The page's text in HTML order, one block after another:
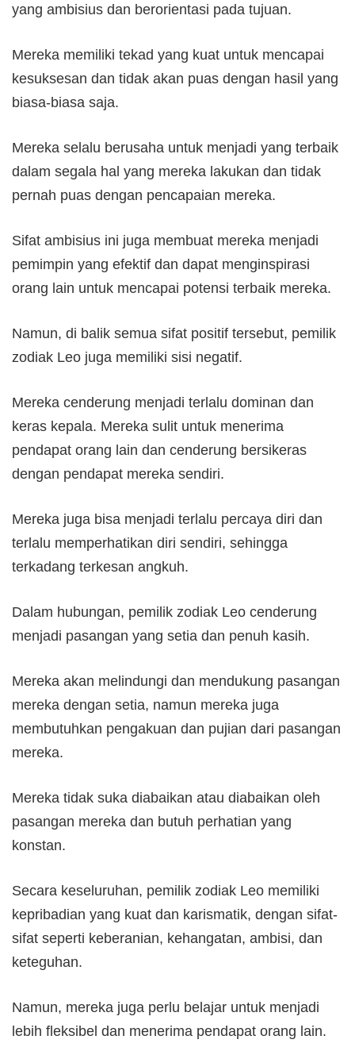
yang ambisius dan berorientasi pada tujuan.
Mereka memiliki tekad yang kuat untuk mencapai
kesuksesan dan tidak akan puas dengan hasil yang
biasa-biasa saja.
Mereka selalu berusaha untuk menjadi yang terbaik
dalam segala hal yang mereka lakukan dan tidak
pernah puas dengan pencapaian mereka.
Sifat ambisius ini juga membuat mereka menjadi
pemimpin yang efektif dan dapat menginspirasi
orang lain untuk mencapai potensi terbaik mereka.
Namun, di balik semua sifat positif tersebut, pemilik
zodiak Leo juga memiliki sisi negatif.
Mereka cenderung menjadi terlalu dominan dan
keras kepala. Mereka sulit untuk menerima
pendapat orang lain dan cenderung bersikeras
dengan pendapat mereka sendiri.
Mereka juga bisa menjadi terlalu percaya diri dan
terlalu memperhatikan diri sendiri, sehingga
terkadang terkesan angkuh.
Dalam hubungan, pemilik zodiak Leo cenderung
menjadi pasangan yang setia dan penuh kasih.
Mereka akan melindungi dan mendukung pasangan
mereka dengan setia, namun mereka juga
membutuhkan pengakuan dan pujian dari pasangan
mereka.
Mereka tidak suka diabaikan atau diabaikan oleh
pasangan mereka dan butuh perhatian yang
konstan.
Secara keseluruhan, pemilik zodiak Leo memiliki
kepribadian yang kuat dan karismatik, dengan sifat-
sifat seperti keberanian, kehangatan, ambisi, dan
keteguhan.
Namun, mereka juga perlu belajar untuk menjadi
lebih fleksibel dan menerima pendapat orang lain.